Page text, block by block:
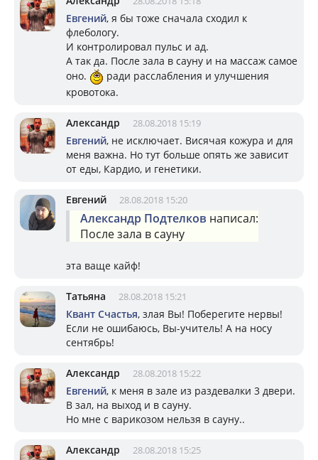
Евгений, я бы тоже сначала сходил к
флебологу.
И контролировал пульс и ад.
А так да. После зала в сауну и на массаж самое
оно.
ради расслабления и улучшения
кровотока.
Александр 28.08.2018 15:19
Евгений, не исключает. Висячая кожура и для
меня важна. Но тут больше опять же зависит
от еды, Кардио, и генетики.
Евгений 28.08.2018 15:20
Александр Подтелков написал:
После зала в сауну
эта ваще кайф!
Татьяна 28.08.2018 15:21
Квант Счастья, злая Вы! Поберегите нервы!
Если не ошибаюсь, Вы-учитель! А на носу
сентябрь!
Александр 28.08.2018 15:22
Евгений, к меня в зале из раздевалки 3 двери.
В зал, на выход и в сауну.
Но мне с варикозом нельзя в сауну..
Александр 28.08.2018 15:25